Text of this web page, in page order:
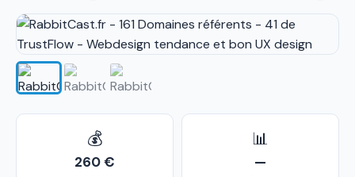
💰
260 €
📊
—